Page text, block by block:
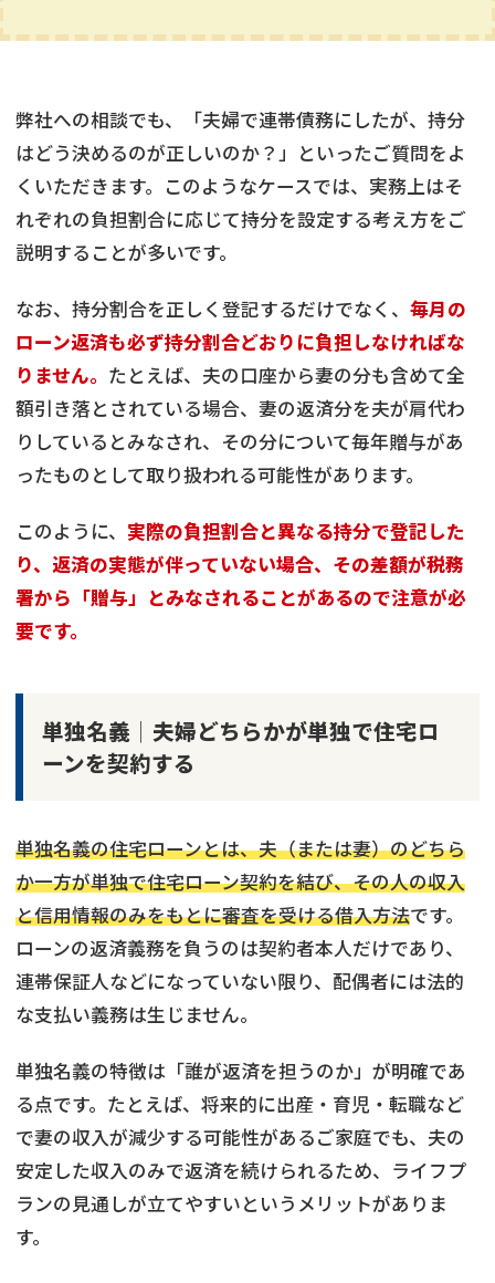
弊社への相談でも、「夫婦で連帯債務にしたが、持分
はどう決めるのが正しいのか？」といったご質問をよ
くいただきます。このようなケースでは、実務上はそ
れぞれの負担割合に応じて持分を設定する考え方をご
説明することが多いです。
なお、持分割合を正しく登記するだけでなく、 毎月の
ローン返済も必ず持分割合どおりに負担しなければな
りません。 たとえば、夫の口座から妻の分も含めて全
額引き落とされている場合、妻の返済分を夫が肩代わ
りしているとみなされ、その分について毎年贈与があ
ったものとして取り扱われる可能性があります。
このように、 実際の負担割合と異なる持分で登記した
り、返済の実態が伴っていない場合、その差額が税務
署から「贈与」とみなされることがあるので注意が必
要です。
単独名義│夫婦どちらかが単独で住宅ロ
ーンを契約する
単独名義の住宅ローンとは、夫（または妻）のどちら
か一方が単独で住宅ローン契約を結び、その人の収入
と信用情報のみをもとに審査を受ける借入方法です。
ローンの返済義務を負うのは契約者本人だけであり、
連帯保証人などになっていない限り、配偶者には法的
な支払い義務は生じません。
単独名義の特徴は「誰が返済を担うのか」が明確であ
る点です。たとえば、将来的に出産・育児・転職など
で妻の収入が減少する可能性があるご家庭でも、夫の
安定した収入のみで返済を続けられるため、ライフプ
ランの見通しが立てやすいというメリットがありま
す。